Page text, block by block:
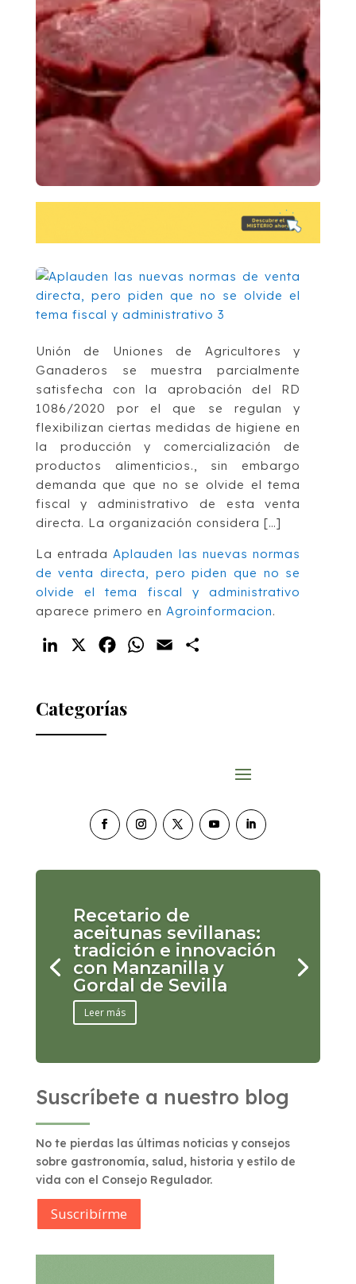
Unión de Uniones de Agricultores y
Ganaderos se muestra parcialmente
satisfecha con la aprobación del RD
1086/2020 por el que se regulan y
flexibilizan ciertas medidas de higiene en
la producción y comercialización de
productos alimenticios., sin embargo
demanda que que no se olvide el tema
fiscal y administrativo de esta venta
directa. La organización considera […]
La entrada Aplauden las nuevas normas
de venta directa, pero piden que no se
olvide el tema fiscal y administrativo
aparece primero en Agroinformacion.
LinkedIn FacebookWhatsApp
Email
Categorías
Recetario de
aceitunas sevillanas:
tradición e innovación
con Manzanilla y
Gordal de Sevilla
Leer más
Suscríbete a nuestro blog
No te pierdas las últimas noticias y consejos
sobre gastronomía, salud, historia y estilo de
vida con el Consejo Regulador.
Suscribírme